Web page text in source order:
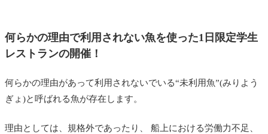
何らかの理由で利用されない魚を使った1日限定学生
レストランの開催！
何らかの理由があって利用されないでいる“未利用魚”(みりよう
ぎょ)と呼ばれる魚が存在します。
理由としては、規格外であったり、 船上における労働力不足、